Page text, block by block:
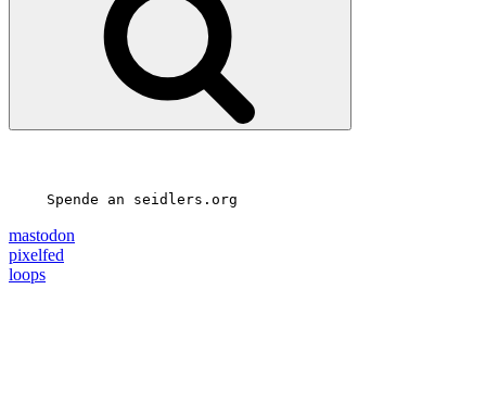
Spende an seidlers.org
mastodon
pixelfed
loops